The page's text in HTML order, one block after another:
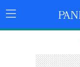
Menu
Principal